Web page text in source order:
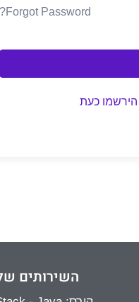
Forgot Password?
הירשמו כעת
השירותים